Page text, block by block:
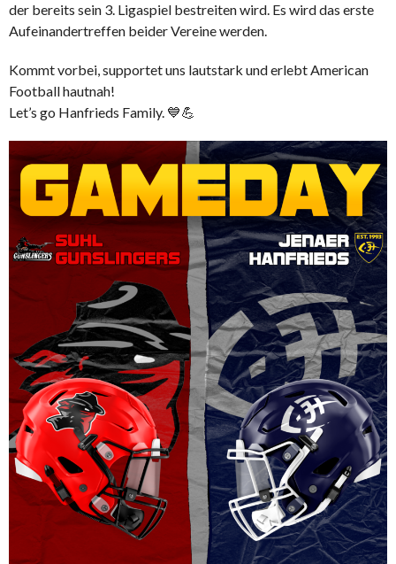
der bereits sein 3. Ligaspiel bestreiten wird. Es wird das erste
Aufeinandertreffen beider Vereine werden.
Kommt vorbei, supportet uns lautstark und erlebt American
Football hautnah!
Let’s go Hanfrieds Family. 💙💪